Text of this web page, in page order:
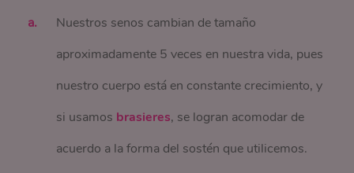
Nuestros senos cambian de tamaño
aproximadamente 5 veces en nuestra vida, pues
nuestro cuerpo está en constante crecimiento, y
si usamos brasieres, se logran acomodar de
acuerdo a la forma del sostén que utilicemos.